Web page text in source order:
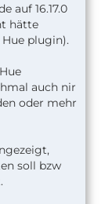
auf 16.17.0
hätte
plugin).
auch nir
oder mehr
soll bzw